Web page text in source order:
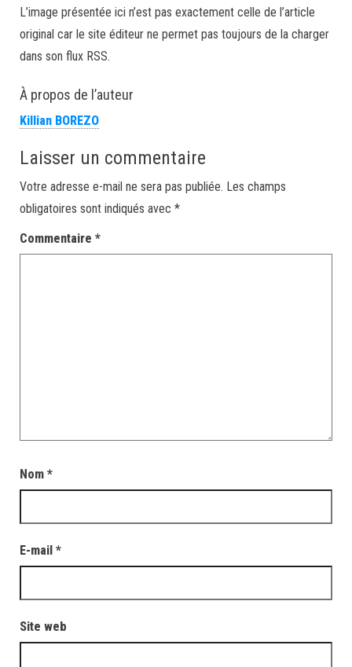
L’image présentée ici n’est pas exactement celle de l’article
original car le site éditeur ne permet pas toujours de la charger
dans son flux RSS.
À propos de l’auteur
Killian BOREZO
Laisser un commentaire
Votre adresse e-mail ne sera pas publiée. Les champs
obligatoires sont indiqués avec *
Commentaire *
Nom *
E-mail *
Site web